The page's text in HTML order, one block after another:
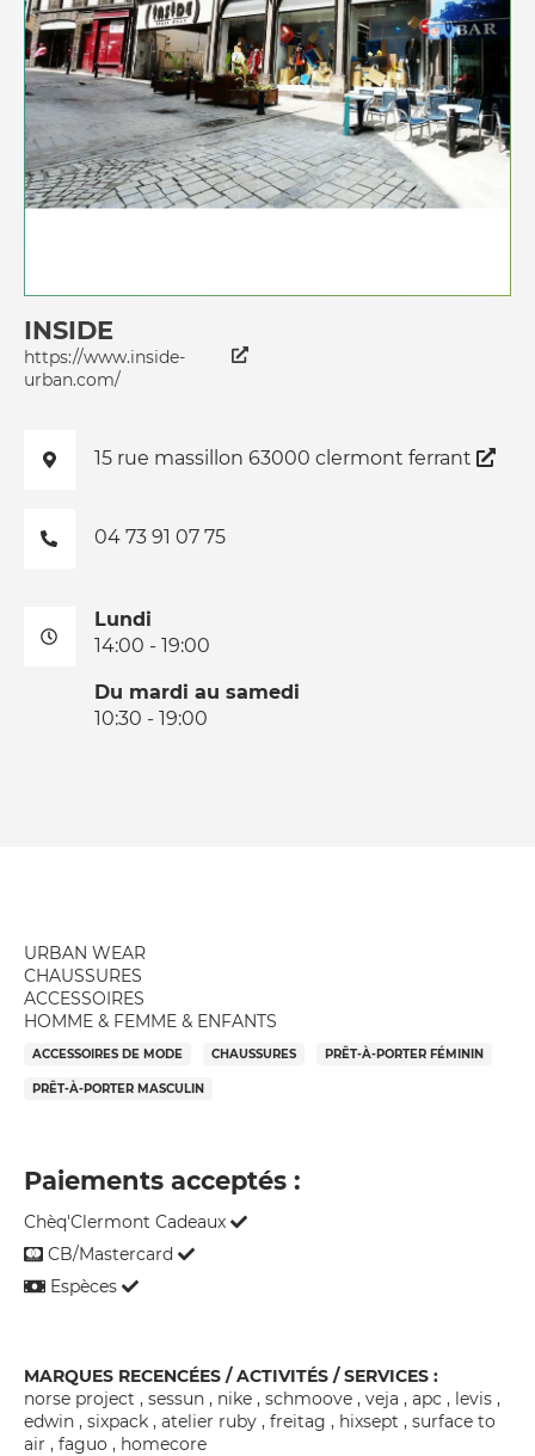
INSIDE
https://www.inside-
urban.com/
15 rue massillon 63000 clermont ferrant
04 73 91 07 75
Lundi
14:00 - 19:00
Du mardi au samedi
10:30 - 19:00
URBAN WEAR
CHAUSSURES
ACCESSOIRES
HOMME & FEMME & ENFANTS
ACCESSOIRES DE MODE CHAUSSURES PRÊT-À-PORTER FÉMININ
PRÊT-À-PORTER MASCULIN
Paiements acceptés :
Chèq'Clermont Cadeaux
CB/Mastercard
Espèces
MARQUES RECENCÉES / ACTIVITÉS / SERVICES :
norse project , sessun , nike , schmoove , veja , apc , levis ,
edwin , sixpack , atelier ruby , freitag , hixsept , surface to
air , faguo , homecore